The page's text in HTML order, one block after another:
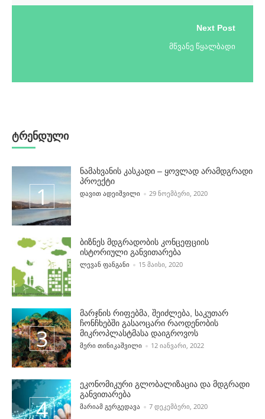
Next Post
მწვანე წყალბადი
ტრენდული
ნამახვანის კასკადი – ყოვლად არამდგრადი
პროექტი
POSTED BY
ᲓᲐᲕᲘᲗ ᲐᲓᲔᲘᲨᲕᲘᲚᲘ 29 ᲜᲝᲔᲛᲑᲔᲠᲘ, 2020
ბიზნეს მდგრადობის კონცეფციის
ისტორიული განვითარება
POSTED BY
ᲚᲔᲕᲐᲜ ᲤᲐᲜᲒᲐᲜᲘ 15 ᲛᲐᲘᲡᲘ, 2020
მარჯნის რიფებმა, შეიძლება, საკუთარ
ჩონჩხებში გასაოცარი რაოდენობის
მიკროპლასტმასა დაიგროვოს
POSTED BY
ᲛᲔᲠᲘ ᲗᲘᲜᲘᲙᲐᲨᲕᲘᲚᲘ 12 ᲘᲐᲜᲕᲐᲠᲘ, 2022
ეკონომიკური გლობალიზაცია და მდგრადი
განვითარება
POSTED BY
ᲛᲐᲠᲘᲐᲛ ᲒᲔᲠᲒᲔᲓᲐᲕᲐ 7 ᲓᲔᲙᲔᲛᲑᲔᲠᲘ, 2020